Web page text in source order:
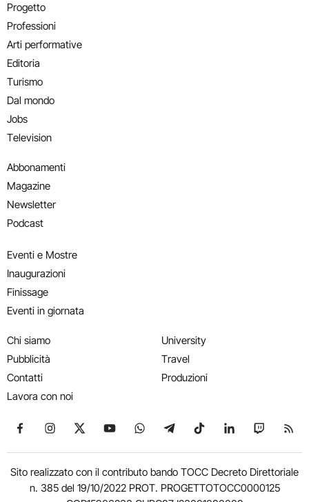
Progetto
Professioni
Arti performative
Editoria
Turismo
Dal mondo
Jobs
Television
Abbonamenti
Magazine
Newsletter
Podcast
Eventi e Mostre
Inaugurazioni
Finissage
Eventi in giornata
Chi siamo
Pubblicità
Contatti
Lavora con noi
University
Travel
Produzioni
Seguici su Facebook
Seguici su Instagram
Seguici su X
Seguici su YouTube
Seguici su WhatsApp
Seguici su Telegram
Seguici su TikTok
Seguici su
Seguici
Sito realizzato con il contributo bando TOCC Decreto Direttoriale
n. 385 del 19/10/2022 PROT. PROGETTOTOCC0000125